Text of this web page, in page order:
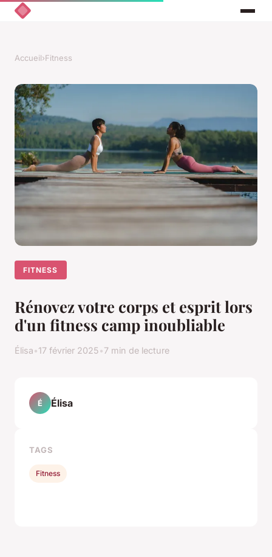
Accueil›Fitness
FITNESS
Rénovez votre corps et esprit lors
d'un fitness camp inoubliable
Élisa•17 février 2025•7 min de lecture
É Élisa
TAGS
Fitness